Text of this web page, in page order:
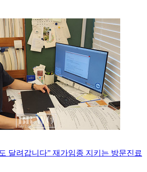
달려갑니다” 재가임종 지키는 방문진료